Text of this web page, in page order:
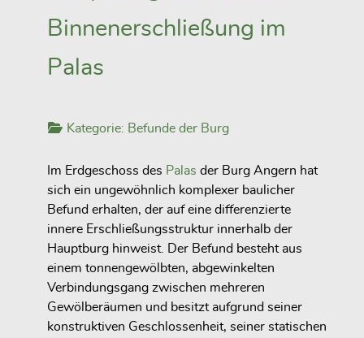
Binnenerschließung im
Palas
Kategorie: Befunde der Burg
Im Erdgeschoss des Palas der Burg Angern hat
sich ein ungewöhnlich komplexer baulicher
Befund erhalten, der auf eine differenzierte
innere Erschließungsstruktur innerhalb der
Hauptburg hinweist. Der Befund besteht aus
einem tonnengewölbten, abgewinkelten
Verbindungsgang zwischen mehreren
Gewölberäumen und besitzt aufgrund seiner
konstruktiven Geschlossenheit, seiner statischen